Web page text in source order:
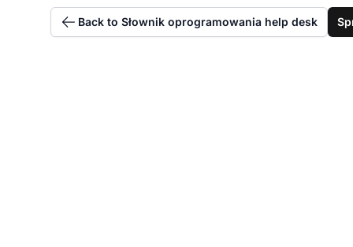
Back to Słownik oprogramowania help desk